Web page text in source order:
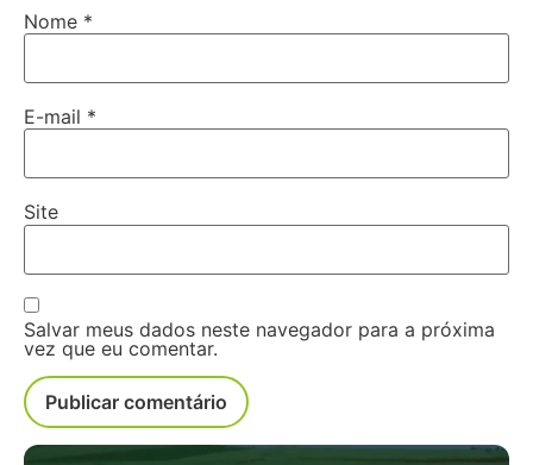
Nome *
E-mail *
Site
Salvar meus dados neste navegador para a próxima
vez que eu comentar.